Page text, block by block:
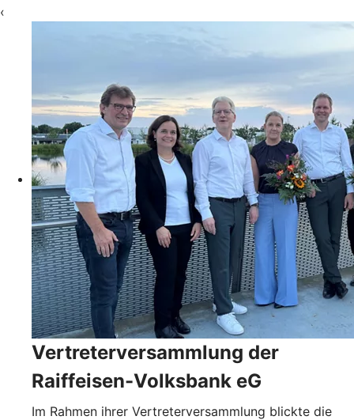
‹
Vertreterversammlung der
Raiffeisen-Volksbank eG
Im Rahmen ihrer Vertreterversammlung blickte die